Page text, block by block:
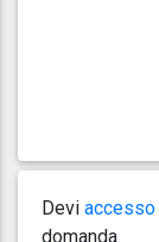
Devi accesso
domanda.